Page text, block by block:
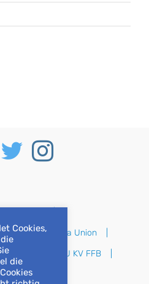
Europa Union
CSU KV FFB
KV DAH
Cookies,
die